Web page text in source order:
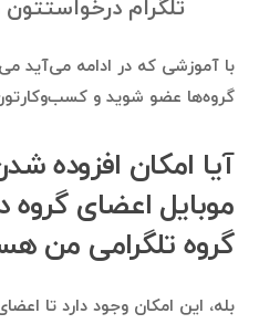
تلگرام درخواستتون
با آموزشی که در ادامه می‌آید
گروه‌ها عضو شوید و
آیا امکان افزوده
موبایل اعضای گروه
گروه تلگرامی من
بله، این امکان وجود دارد تا